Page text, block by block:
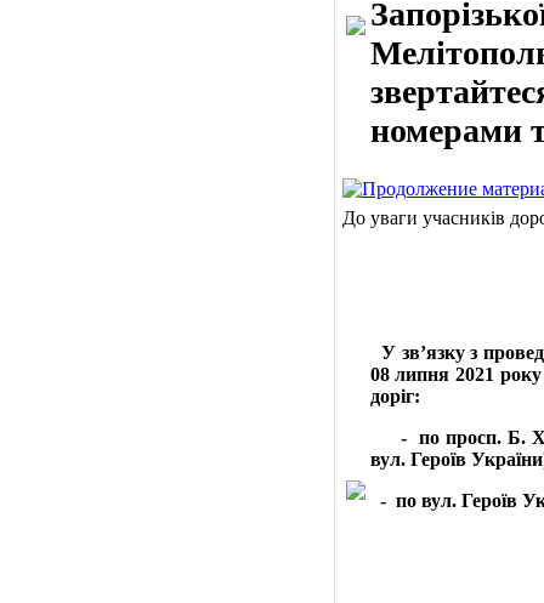
номерами
До уваги учасників
У звʼязку з
08 липня 2021
доріг:
- по просп. Б.
вул. Героїв
- по вул. Героїв